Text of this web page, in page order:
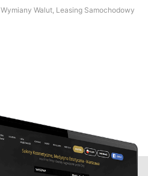
Walut, Leasing Samochodowy